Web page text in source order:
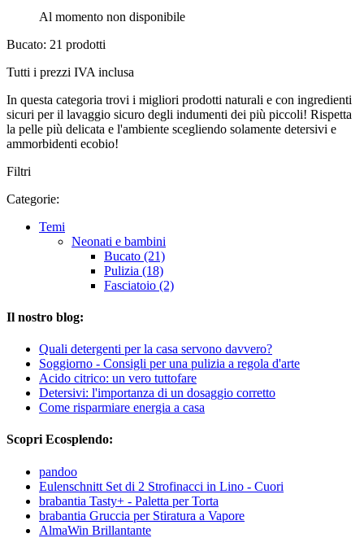
Al momento non disponibile
Bucato: 21 prodotti
Tutti i prezzi IVA inclusa
In questa categoria trovi i migliori prodotti naturali e con ingredienti
sicuri per il lavaggio sicuro degli indumenti dei più piccoli! Rispetta
la pelle più delicata e l'ambiente scegliendo solamente detersivi e
ammorbidenti ecobio!
Filtri
Categorie:
Temi
Neonati e bambini
Bucato (21)
Pulizia (18)
Fasciatoio (2)
Il nostro blog:
Quali detergenti per la casa servono davvero?
Soggiorno - Consigli per una pulizia a regola d'arte
Acido citrico: un vero tuttofare
Detersivi: l'importanza di un dosaggio corretto
Come risparmiare energia a casa
Scopri Ecosplendo:
pandoo
Eulenschnitt Set di 2 Strofinacci in Lino - Cuori
brabantia Tasty+ - Paletta per Torta
brabantia Gruccia per Stiratura a Vapore
AlmaWin Brillantante